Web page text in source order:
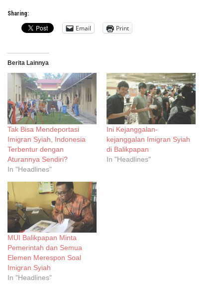
Sharing:
Email Print
Berita Lainnya
Tak Bisa Mendeportasi
Imigran Syiah, Indonesia
Terbentur dengan
Aturannya Sendiri?
In "Headlines"
Ini Kejanggalan-
kejanggalan Imigran Syiah
di Balikpapan
In "Headlines"
MUI Balikpapan Minta
Pemerintah dan Semua
Elemen Merespon Soal
Imigran Syiah
In "Headlines"